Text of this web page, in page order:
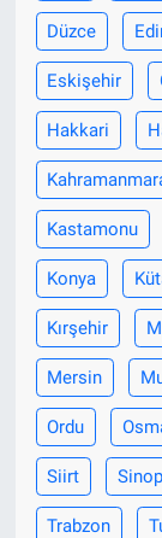
Düzce
Eskişehir
Hakkari
Kastamonu
Konya
Kırşehir
Mersin
Ordu
Siirt Sinop
Trabzon